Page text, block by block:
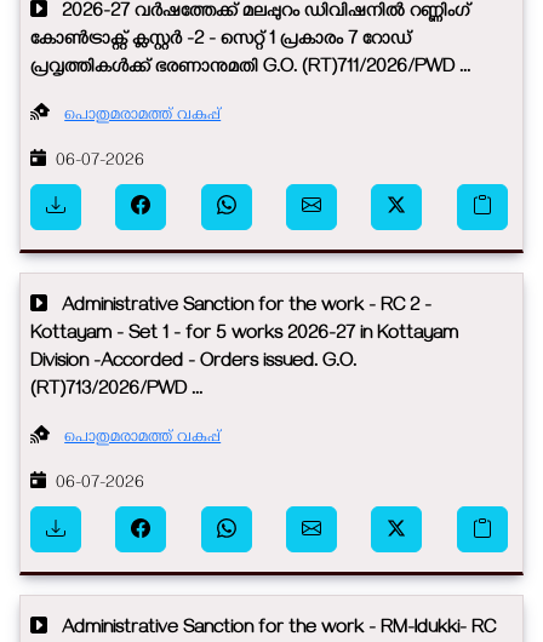
2026-27 വർഷത്തേക്ക് മലപ്പുറം ഡിവിഷനിൽ റണ്ണിംഗ്
കോൺട്രാക്റ്റ് ക്ലസ്റ്റർ -2 - സെറ്റ് 1 പ്രകാരം 7 റോഡ്
പ്രവൃത്തികൾക്ക് ഭരണാനുമതി G.O. (RT)711/2026/PWD ...
പൊതുമരാമത്ത് വകുപ്പ്
06-07-2026
Administrative Sanction for the work - RC 2 -
Kottayam - Set 1 - for 5 works 2026-27 in Kottayam
Division -Accorded - Orders issued. G.O.
(RT)713/2026/PWD ...
പൊതുമരാമത്ത് വകുപ്പ്
06-07-2026
Administrative Sanction for the work - RM-Idukki- RC